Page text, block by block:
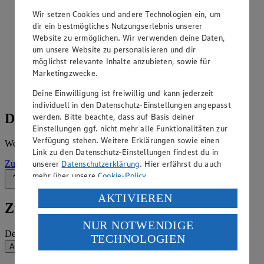
Angebote der Woche im Prospekt
ansehen
Siehe dir die Angebote der Woche deines Marktes im
digitalen Blätterkatalog an.
Details zum Markt
Weitere Informationen – alles auf einem Blick.
Zur Marktseite
Zum Newsletter anmelden
Deine E-Mail-Adresse (Pflichtfeld)
Absenden
Wir setzen Cookies und andere Technologien ein, um
dir ein bestmögliches Nutzungserlebnis unserer
Website zu ermöglichen. Wir verwenden deine Daten,
um unsere Website zu personalisieren und dir
möglichst relevante Inhalte anzubieten, sowie für
Marketingzwecke.
Deine Einwilligung ist freiwillig und kann jederzeit
individuell in den Datenschutz-Einstellungen angepasst
werden. Bitte beachte, dass auf Basis deiner
Einstellungen ggf. nicht mehr alle Funktionalitäten zur
Verfügung stehen. Weitere Erklärungen sowie einen
Link zu den Datenschutz-Einstellungen findest du in
unserer Datenschutzerklärung. Hier erfährst du auch
mehr über unsereCookie-Policy.
Verarbeitung deiner personenbezogenen Daten in den
USA durch Facebook und YouTube:
Wenn du auf „Aktivieren“ klickst, willigst du im Sinne
des Art. 49 Abs. 1 Satz 1 lit. a) DSGVO ein, dass deine
Daten in den USA verarbeitet werden. Der EuGH sieht
AKTIVIEREN
NUR NOTWENDIGE
TECHNOLOGIEN